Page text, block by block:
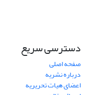
دسترسی سریع
صفحه اصلی
درباره نشریه
اعضای هیات تحریریه